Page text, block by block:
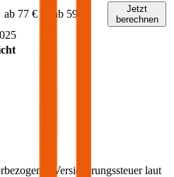
ab 77 € ab 59 €
Jetzt
berechnen
Versicherungssteuer laut